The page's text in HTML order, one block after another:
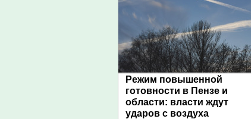
Режим повышенной
готовности в Пензе и
области: власти ждут
ударов с воздуха